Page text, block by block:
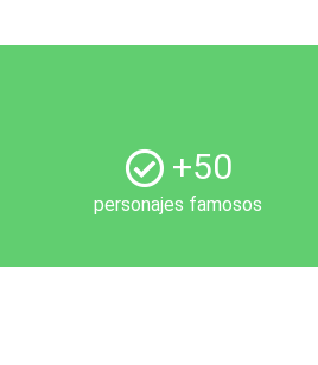
+50
personajes famosos